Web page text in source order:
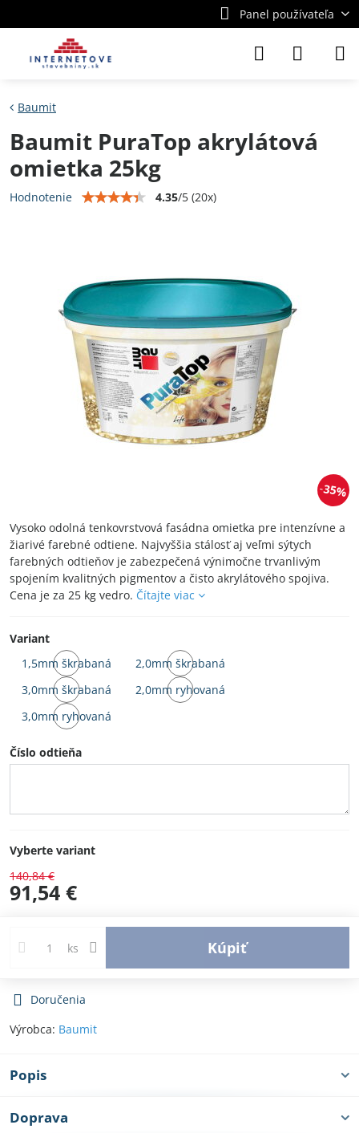
Panel používateľa
35%
Baumit
Baumit PuraTop akrylátová
omietka 25kg
Hodnotenie 4.35/5 (20x)
Vysoko odolná tenkovrstvová fasádna omietka pre intenzívne a
žiarivé farebné odtiene. Najvyššia stálosť aj veľmi sýtych
farebných odtieňov je zabezpečená výnimočne trvanlivým
spojením kvalitných pigmentov a čisto akrylátového spojiva.
Cena je za 25 kg vedro. Čítajte viac
Variant
1,5mm škrabaná
Skladom
u
dodávateľa
2,0mm škrabaná
Skladom
u
3,0mm škrabaná
Skladom
u
2,0mm ryhovaná
3,0mm ryhovaná
u
dodávateľa
Číslo odtieňa
Vyberte variant
140,84 €
91,54 €
ks Kúpiť
Doručenia
Výrobca: Baumit
Popis
Doprava